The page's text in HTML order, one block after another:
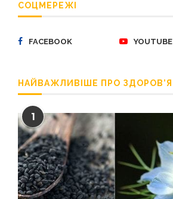
СОЦМЕРЕЖІ
FACEBOOK YOUTUBE
НАЙВАЖЛИВІШЕ ПРО ЗДОРОВ’Я
1